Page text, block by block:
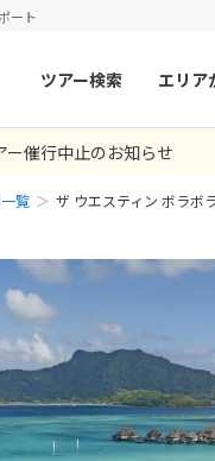
ート
ツアー検索 エリア
イタリア
ドイツ
ベルギー
スイス
ポーランド
スウェーデン
ラトビア
秋旅
年末年始
ー催行中止のお知らせ
覧 ザ ウエスティン ボラボ